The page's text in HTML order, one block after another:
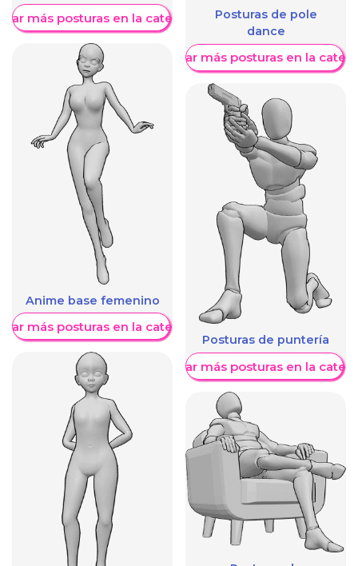
más posturas en la categoría
Anime base femenino
más posturas en la categoría
Posturas de pole
dance
Mostrar más posturas en la
Posturas de puntería
Mostrar más posturas en la